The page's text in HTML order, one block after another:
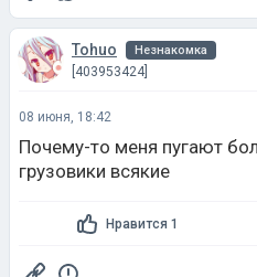
Tohuo Незнакомка
[403953424]
08 июня, 18:42
Почему-то меня пугают
грузовики всякие
Нравится 1